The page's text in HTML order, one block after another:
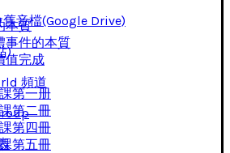
音檔(Google Drive)
)
頻道
本質
事件的本質
值完成
第一册
第二冊
第四冊
第五冊